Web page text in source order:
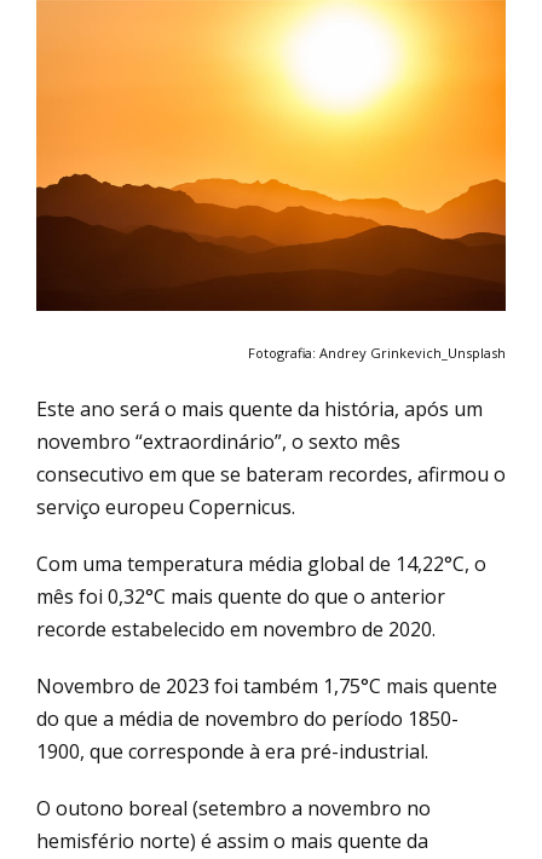
Fotografia: Andrey Grinkevich_Unsplash
Este ano será o mais quente da história, após um
novembro “extraordinário”, o sexto mês
consecutivo em que se bateram recordes, afirmou o
serviço europeu Copernicus.
Com uma temperatura média global de 14,22°C, o
mês foi 0,32°C mais quente do que o anterior
recorde estabelecido em novembro de 2020.
Novembro de 2023 foi também 1,75°C mais quente
do que a média de novembro do período 1850-
1900, que corresponde à era pré-industrial.
O outono boreal (setembro a novembro no
hemisfério norte) é assim o mais quente da